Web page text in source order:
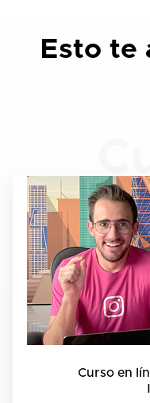
Esto te
Curso en